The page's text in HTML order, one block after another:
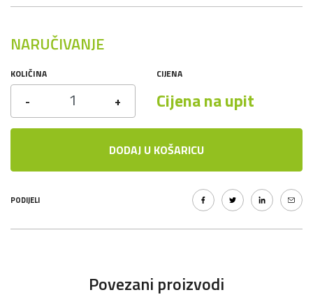
NARUČIVANJE
KOLIČINA
- +
CIJENA
Cijena na upit
DODAJ U KOŠARICU
PODIJELI
Povezani proizvodi